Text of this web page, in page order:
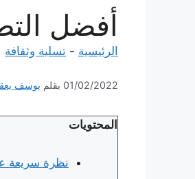
أفضل
الرئيسية - تسلية وثقافة
01/02/2022 بقلم يوسف
المحتويات
نظرة سريعة